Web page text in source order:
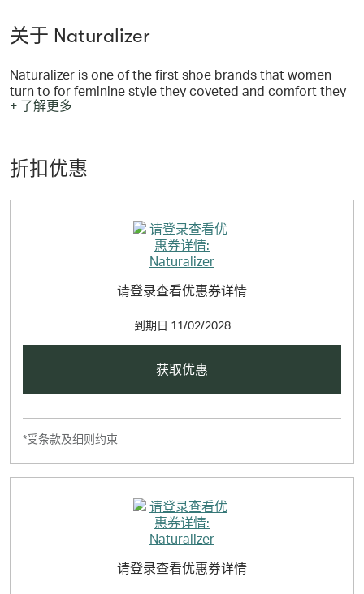
关于 Naturalizer
Naturalizer is one of the first shoe brands that women
turn to for feminine style they coveted and comfort they
thought was impossible to attain.
Naturalizer.com also carries exclusive styles that are only
retail stores, so customers will be able to shop for styles
that can’t be found anywhere else!
+ 了解更多
折扣优惠
请登录查看优惠券详情
到期日 11/02/2028
获取优惠
*受条款及细则约束
请登录查看优惠券详情